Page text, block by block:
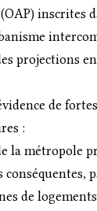
inscrites
projections
de
:
la métropole
de